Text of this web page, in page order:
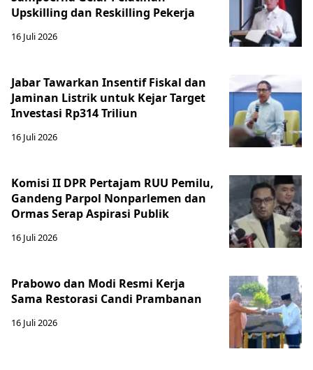
Upskilling dan Reskilling Pekerja
16 Juli 2026
Jabar Tawarkan Insentif Fiskal dan
Jaminan Listrik untuk Kejar Target
Investasi Rp314 Triliun
16 Juli 2026
Komisi II DPR Pertajam RUU Pemilu,
Gandeng Parpol Nonparlemen dan
Ormas Serap Aspirasi Publik
16 Juli 2026
Prabowo dan Modi Resmi Kerja
Sama Restorasi Candi Prambanan
16 Juli 2026